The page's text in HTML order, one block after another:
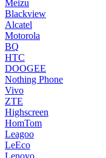
Meizu
Blackview
Alcatel
Motorola
BQ
HTC
DOOGEE
Nothing Phone
Vivo
ZTE
Highscreen
HomTom
Leagoo
LeEco
Lenovo